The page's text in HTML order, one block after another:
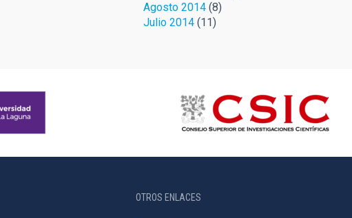
Agosto 2014(8)
Julio 2014(11)
OTROS ENLACES